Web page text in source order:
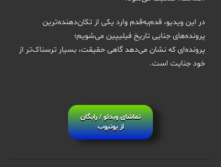
در این ویدیو، قدم‌به‌قدم وارد یکی از تکان‌دهنده‌ترین
پرونده‌های جنایی تاریخ فیلیپین می‌شویم؛
پرونده‌ای که نشان می‌دهد گاهی حقیقت، بسیار ترسناک‌تر از
خود جنایت است.
تماشای ویدئو / رایگان
از یوتیوب